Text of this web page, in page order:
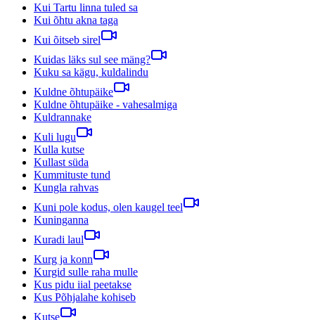
Kui Tartu linna tuled sa
Kui õhtu akna taga
Kui õitseb sirel
Kuidas läks sul see mäng?
Kuku sa kägu, kuldalindu
Kuldne õhtupäike
Kuldne õhtupäike - vahesalmiga
Kuldrannake
Kuli lugu
Kulla kutse
Kullast süda
Kummituste tund
Kungla rahvas
Kuni pole kodus, olen kaugel teel
Kuninganna
Kuradi laul
Kurg ja konn
Kurgid sulle raha mulle
Kus pidu iial peetakse
Kus Põhjalahe kohiseb
Kutse